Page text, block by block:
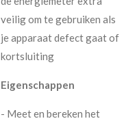
veilig om te gebruiken als
je apparaat defect gaat of
kortsluiting
Eigenschappen
- Meet en bereken het